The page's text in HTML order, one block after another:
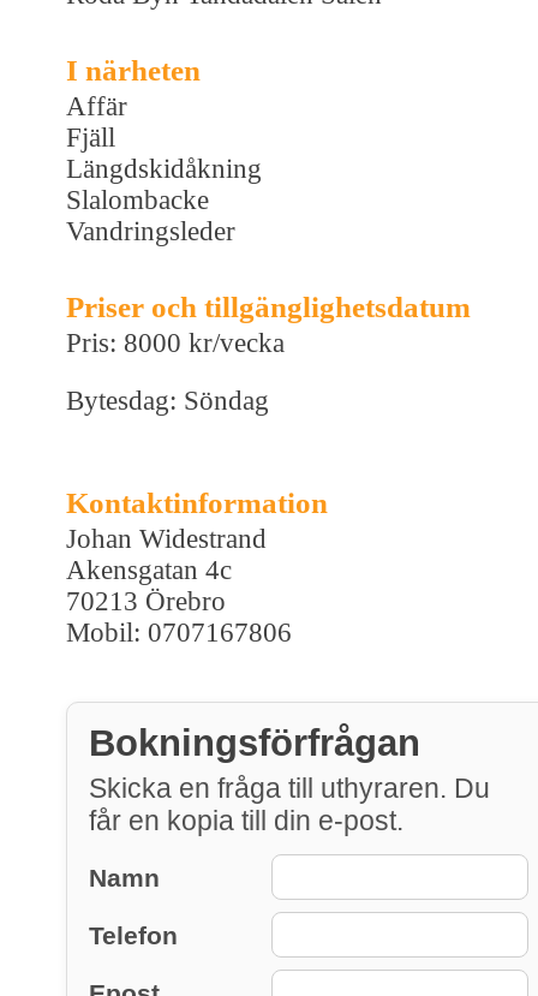
I närheten
Affär
Fjäll
Längdskidåkning
Slalombacke
Vandringsleder
Priser och tillgänglighetsdatum
Pris: 8000 kr/vecka
Bytesdag: Söndag
Kontaktinformation
Johan Widestrand
Akensgatan 4c
70213 Örebro
Mobil: 0707167806
Bokningsförfrågan
Skicka en fråga till uthyraren. Du
får en kopia till din e-post.
Namn
Telefon